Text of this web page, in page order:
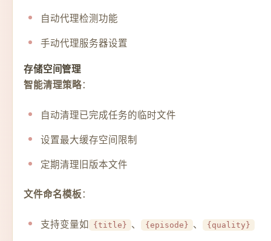
自动代理检测功能
手动代理服务器设置
存储空间管理
智能清理策略：
自动清理已完成任务的临时文件
设置最大缓存空间限制
定期清理旧版本文件
文件命名模板：
支持变量如 {title} 、 {episode} 、 {quality}